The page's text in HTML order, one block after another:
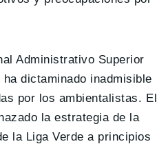
Administrativo Superior
dictaminado inadmisible
por los ambientalistas. El
la estrategia de la
la Liga Verde a principios